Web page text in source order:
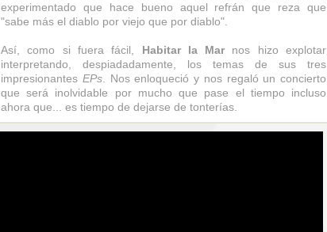
experimentado que hace bueno aquel refrán que reza que
"sabe más el diablo por viejo que por diablo".
Así, como si fuera fácil, Habitar la Mar nos hizo explotar
interpretando, despiadadamente, los temas de sus tres
impresionantes EPs. Nos enloqueció y nos regaló un concierto
que será inolvidable por mucho que pase el tiempo incluso
ahora que... es tiempo de dejarse de tonterías.